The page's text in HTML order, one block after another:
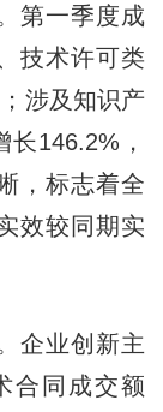
一季度成
技术许可类
涉及知识产
146.2%，
，标志着全
效较同期实
业创新主
合同成交额